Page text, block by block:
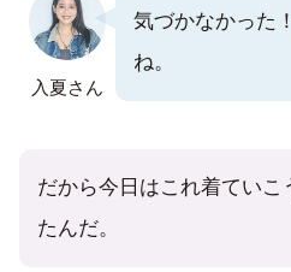
入夏さん
気づかなかった
ね。
だから今日はこれ着ていこ
たんだ。